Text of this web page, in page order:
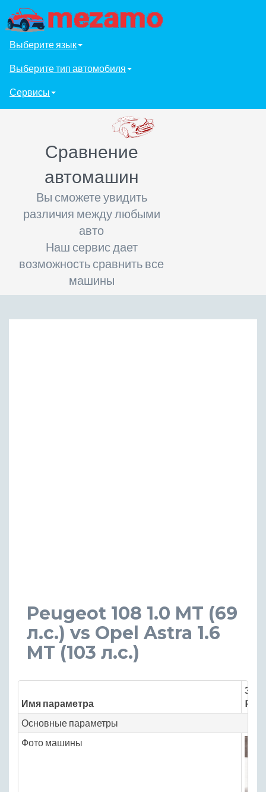
Выберите язык
Выберите тип автомобиля
Сервисы
Сравнение
автомашин
Вы сможете увидить
различия между любыми
авто
Наш сервис дает
возможность сравнить все
машины
Peugeot 108 1.0 MT (69
л.с.) vs Opel Astra 1.6
MT (103 л.с.)
Имя параметра
Основные параметры
Фото машины